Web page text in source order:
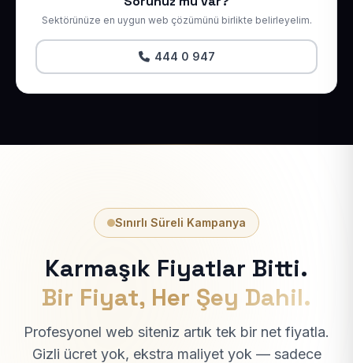
Sektörünüze en uygun web çözümünü birlikte belirleyelim.
444 0 947
Sınırlı Süreli Kampanya
Karmaşık Fiyatlar Bitti.
Bir Fiyat, Her Şey Dahil.
Profesyonel web siteniz artık tek bir net fiyatla.
Gizli ücret yok, ekstra maliyet yok — sadece